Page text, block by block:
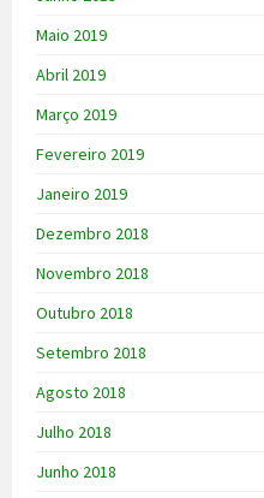
Maio 2019
Abril 2019
Março 2019
Fevereiro 2019
Janeiro 2019
Dezembro 2018
Novembro 2018
Outubro 2018
Setembro 2018
Agosto 2018
Julho 2018
Junho 2018